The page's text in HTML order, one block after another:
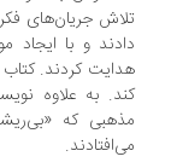
جریان‌های فکری که
و با ایجاد
کردند. کتاب
به علاوه
که «بی‌ریشه»